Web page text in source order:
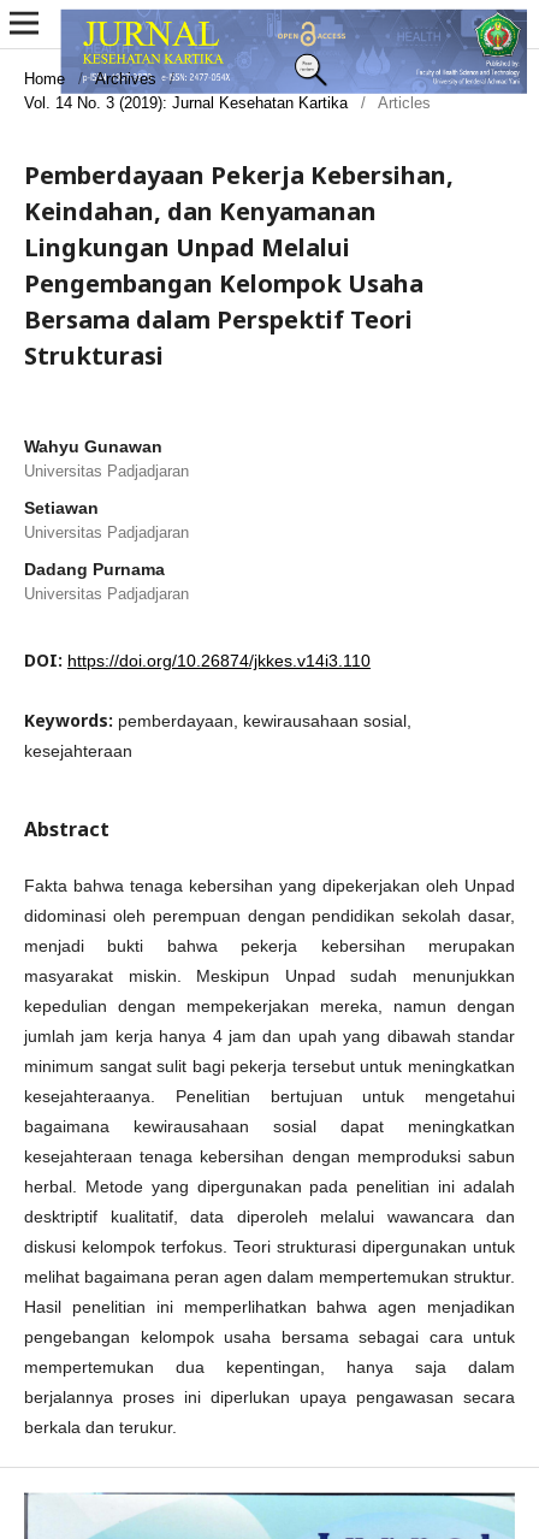
Home / Archives
/
Vol. 14 No. 3 (2019): Jurnal Kesehatan Kartika
/ Articles
Pemberdayaan Pekerja Kebersihan,
Keindahan, dan Kenyamanan
Lingkungan Unpad Melalui
Pengembangan Kelompok Usaha
Bersama dalam Perspektif Teori
Strukturasi
Wahyu Gunawan
Universitas Padjadjaran
Setiawan
Universitas Padjadjaran
Dadang Purnama
Universitas Padjadjaran
DOI: https://doi.org/10.26874/jkkes.v14i3.110
Keywords: pemberdayaan, kewirausahaan sosial,
kesejahteraan
Abstract
Fakta bahwa tenaga kebersihan yang dipekerjakan oleh Unpad
didominasi oleh perempuan dengan pendidikan sekolah dasar,
menjadi bukti bahwa pekerja kebersihan merupakan
masyarakat miskin. Meskipun Unpad sudah menunjukkan
kepedulian dengan mempekerjakan mereka, namun dengan
jumlah jam kerja hanya 4 jam dan upah yang dibawah standar
minimum sangat sulit bagi pekerja tersebut untuk meningkatkan
kesejahteraanya. Penelitian bertujuan untuk mengetahui
bagaimana kewirausahaan sosial dapat meningkatkan
kesejahteraan tenaga kebersihan dengan memproduksi sabun
herbal. Metode yang dipergunakan pada penelitian ini adalah
desktriptif kualitatif, data diperoleh melalui wawancara dan
diskusi kelompok terfokus. Teori strukturasi dipergunakan untuk
melihat bagaimana peran agen dalam mempertemukan struktur.
Hasil penelitian ini memperlihatkan bahwa agen menjadikan
pengebangan kelompok usaha bersama sebagai cara untuk
mempertemukan dua kepentingan, hanya saja dalam
berjalannya proses ini diperlukan upaya pengawasan secara
berkala dan terukur.